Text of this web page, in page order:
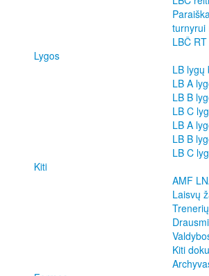
turnyrui
LBČ
Lygos
LB lygų
LB A
LB B
LB C
LB A
LB B
LB C
Kiti
AMF
Laisvų
Kiti